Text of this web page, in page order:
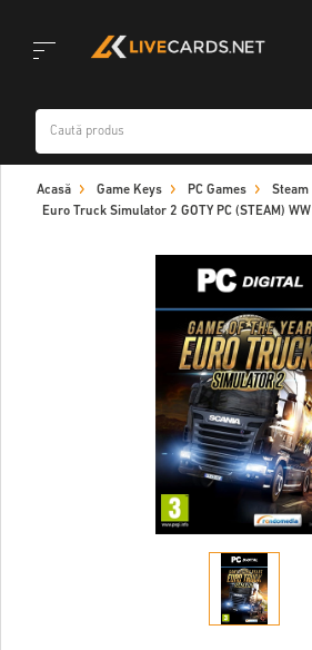
navigation
Acasă Game Keys PC Games
Steam
Euro Truck Simulator 2 GOTY PC (STEAM) WW